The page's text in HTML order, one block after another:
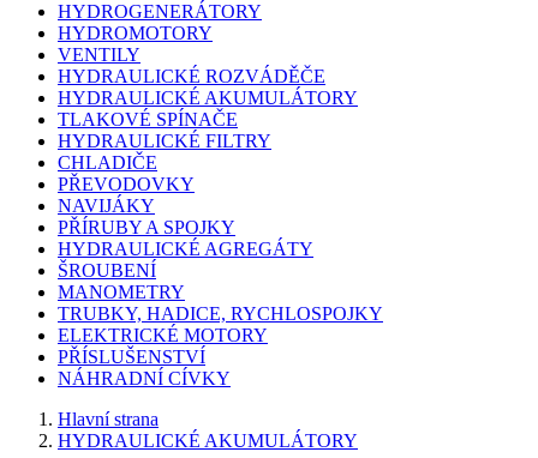
HYDROGENERÁTORY
HYDROMOTORY
VENTILY
HYDRAULICKÉ ROZVÁDĚČE
HYDRAULICKÉ AKUMULÁTORY
TLAKOVÉ SPÍNAČE
HYDRAULICKÉ FILTRY
CHLADIČE
PŘEVODOVKY
NAVIJÁKY
PŘÍRUBY A SPOJKY
HYDRAULICKÉ AGREGÁTY
ŠROUBENÍ
MANOMETRY
TRUBKY, HADICE, RYCHLOSPOJKY
ELEKTRICKÉ MOTORY
PŘÍSLUŠENSTVÍ
NÁHRADNÍ CÍVKY
Hlavní strana
HYDRAULICKÉ AKUMULÁTORY